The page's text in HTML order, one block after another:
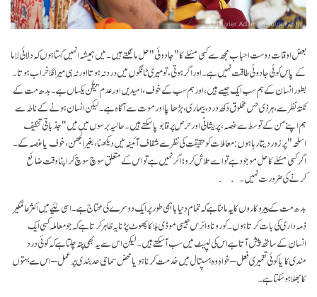
بعض اوقات دوست احباب مجھ سے کسی مسٔلے کا "جادوئی" حل مانگتے ہیں۔ میں ہمیشہ انہیں کہتا ہوں کہ دلائی لاما
کے پاس کوئی جادوئی طاقت نہیں ہے۔ اور اگر ہوتی، تو میری ٹانگوں میں درد نہ ہوتا اور نہ ہی میرا گلا خراب ہوتا۔
بطور انسان کے ہم سب ایک جیسے ہیں، اور ہم سب کے خوف، امیدیں اور عدم تیقّن یکساں ہے۔ بدھ مت کے
نکتۂ نظر سے، ہر ذی حس مخلوق دکھ درد، بیماری، بڑھاپا اور موت سے آگاہ ہے۔ لیکن انسان ہونے کے ناطہ سے
ہم اپنے من کے توسط سے غصہ، پریشانی اور حرص پر قابو پا سکتے ہیں۔ حالیہ برسوں میں میں "جذباتی تخفیف
اسلحہ" پر زور دیتا رہا ہوں: معاملات کو حقیقت کی نظر سے شفاف آئینہ میں دیکھنا، بغیر الجھن، خوف یا غصہ کے۔
اگر کسی مسٔلے کا حل موجود ہے تو اسے تلاش کرو؛ اگر نہیں ہے تو اس کے متعلق سوچ سوچ کر اپنا وقت ضائع
کرنے کی ضرورت نہیں۔
بدھ مت کے پیروکاروں کا یہ ماننا ہے کہ تمام دنیا باہمی طور پر ایک دوسرے کی محتاج ہے۔ اسی لئیے میں اکثر عالمگیر
ذمہ داری کی بات کرتا ہوں۔ کورونا وائرس جیسی موذی بلا کا پھوٹ پڑنا یہ ظاہر کرتا ہے کہ جو معاملہ کسی ایک
انسان کے ساتھ پیش آتا ہے اس کی لپیٹ میں سب آ سکتے ہیں۔ لیکن اس سے یہ بھی پتہ چلتا ہے کہ کوئی درد
مندی کا یا کوئی تعمیری فعل – خواہ وہ ہسپتال میں خدمت کرنا ہو یا محض سماجی حد بندی پر عمل – اس سے بہتوں
کا بھلا ہو سکتا ہے۔